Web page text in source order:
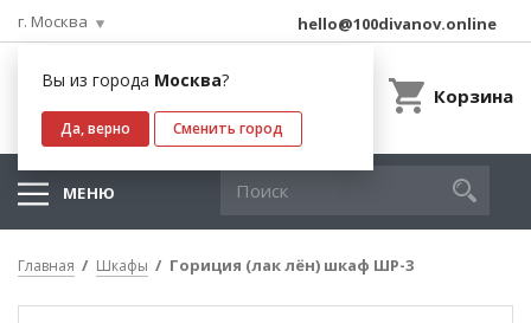
г. Москва
Вы из города Москва?
Да, верно Сменить город
hello@100divanov.online
Корзина
МЕНЮ
Главная Шкафы Гориция (лак лён) шкаф ШР-3